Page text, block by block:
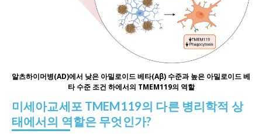
알츠하이머병(AD)에서 낮은 아밀로이드 베타(Aβ) 수준과 높은 아밀로이드 베
타 수준 조건 하에서의 TMEM119의 역할
미세아교세포 TMEM119의 다른 병리학적 상
태에서의 역할은 무엇인가?